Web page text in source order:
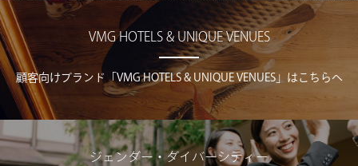
VMG HOTELS & UNIQUE VENUES
顧客向けブランド「VMG HOTELS & UNIQUE VENUES」はこちらへ
ジェンダー・ダイバーシティー